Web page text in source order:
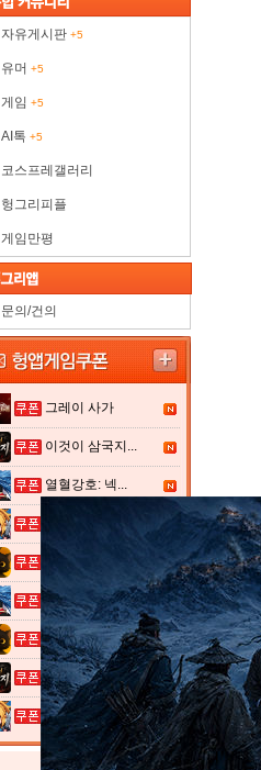
자유게시판 +5
유머 +5
게임 +5
AI톡 +5
코스프레갤러리
헝그리피플
게임만평
문의/건의
그레이 사가
이것이 삼국지...
열혈강호: 넥...
여전사 키우기...
고양이 낚시터...
열혈강호: 넥...
고양이 낚시터...
이것이 삼국지...
여전사 키우기...